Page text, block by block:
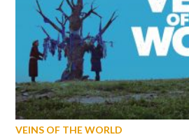
VEINS OF THE WORLD